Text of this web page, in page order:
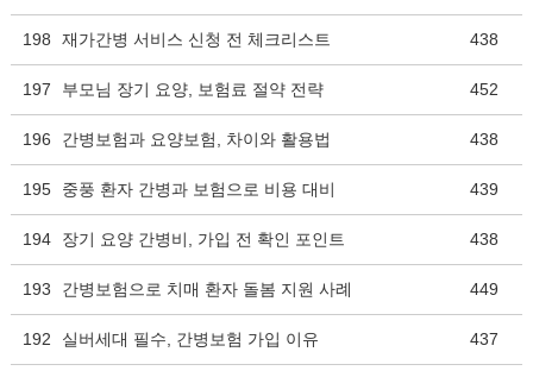
198 재가간병 서비스 신청 전 체크리스트 438
197 부모님 장기 요양, 보험료 절약 전략 452
196 간병보험과 요양보험, 차이와 활용법 438
195 중풍 환자 간병과 보험으로 비용 대비 439
194 장기 요양 간병비, 가입 전 확인 포인트 438
193 간병보험으로 치매 환자 돌봄 지원 사례 449
192 실버세대 필수, 간병보험 가입 이유 437